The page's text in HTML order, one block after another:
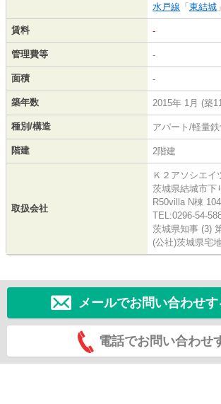
水戸線 「 東結城
賃料 -
管理費等 -
面積 -
築年数 2015年 1月 (築
種別/構造 アパート/軽量
階建 2階建
取扱会社
Ｋ２アソシエイ
茨城県結城市
R50villa N棟 104
TEL:0296-54-
茨城県知事 (3)
(公社)茨城県宅
メールでお問い合わせ
電話でお問い合わせ